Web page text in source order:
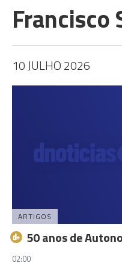
Francisco
10 JULHO 2026
ARTIGOS
50 anos de
02:00